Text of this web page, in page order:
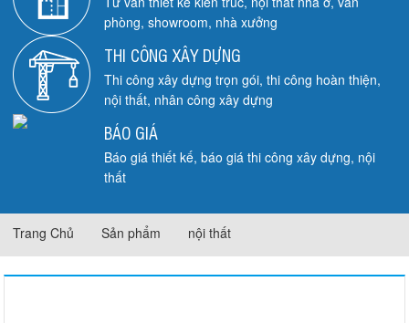
phòng, showroom, nhà xưởng
THI CÔNG XÂY DỰNG
Thi công xây dựng trọn gói, thi công hoàn thiện,
nội thất, nhân công xây dựng
BÁO GIÁ
Báo giá thiết kế, báo giá thi công xây dựng, nội
thất
Trang Chủ Sản phẩm nội thất